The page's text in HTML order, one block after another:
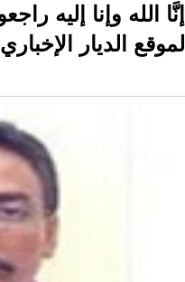
إنَّا الله وإنا إليه
لموقع الديار